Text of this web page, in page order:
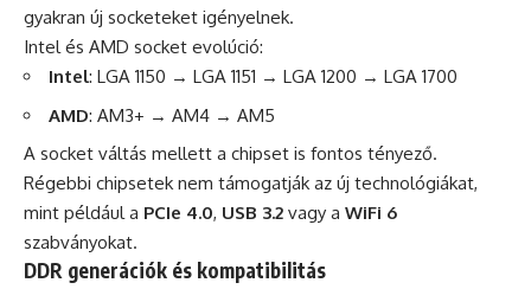
gyakran új socketeket igényelnek.
Intel és AMD socket evolúció:
Intel: LGA 1150 → LGA 1151 → LGA 1200 → LGA 1700
AMD: AM3+ → AM4 → AM5
A socket váltás mellett a chipset is fontos tényező.
Régebbi chipsetek nem támogatják az új technológiákat,
mint például a PCIe 4.0, USB 3.2 vagy a WiFi 6
szabványokat.
DDR generációk és kompatibilitás